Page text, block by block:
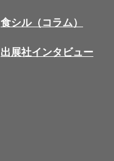
食シル（コラム）
出展社インタビュー